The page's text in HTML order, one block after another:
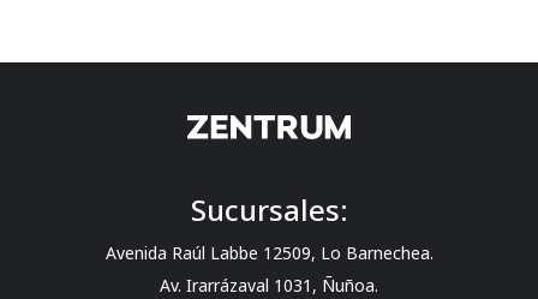
Sucursales:
Avenida Raúl Labbe 12509, Lo Barnechea.
Av. Irarrázaval 1031, Ñuñoa.